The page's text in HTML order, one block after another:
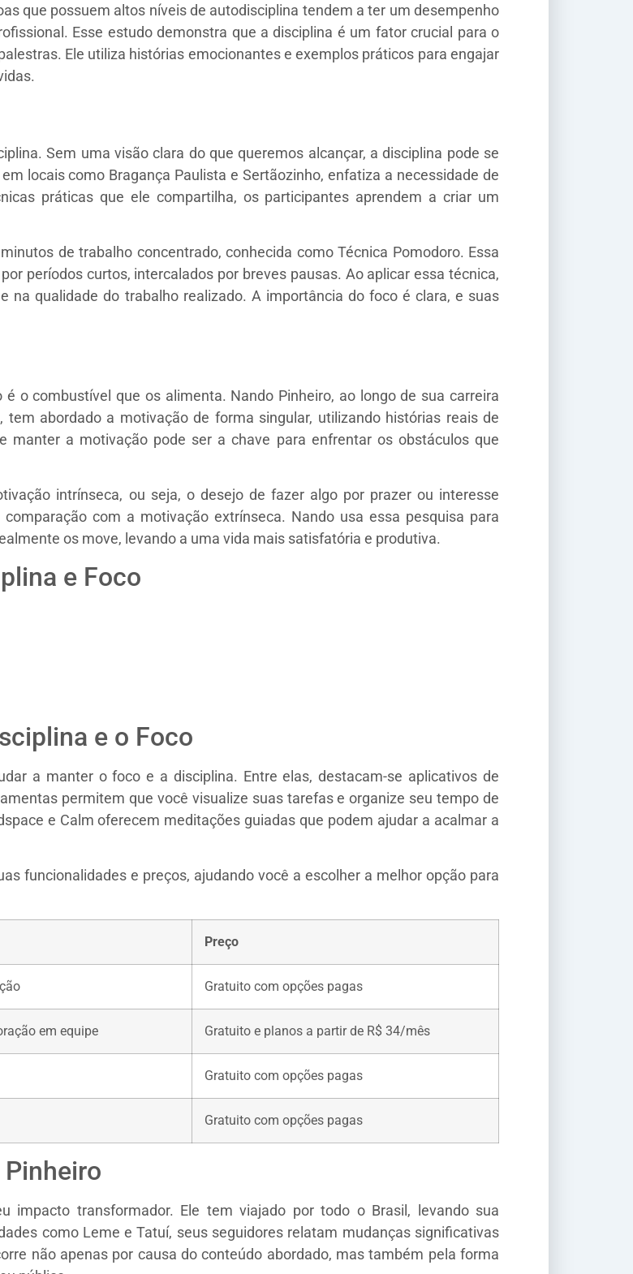
que possuem altos níveis de autodisciplina tendem a ter um desempenho
Esse estudo demonstra que a disciplina é um fator crucial para o
Ele utiliza histórias emocionantes e exemplos práticos para engajar
Sem uma visão clara do que queremos alcançar, a disciplina pode se
locais como Bragança Paulista e Sertãozinho, enfatiza a necessidade de
práticas que ele compartilha, os participantes aprendem a criar um
de trabalho concentrado, conhecida como Técnica Pomodoro. Essa
períodos curtos, intercalados por breves pausas. Ao aplicar essa técnica,
qualidade do trabalho realizado. A importância do foco é clara, e suas
o combustível que os alimenta. Nando Pinheiro, ao longo de sua carreira
abordado a motivação de forma singular, utilizando histórias reais de
manter a motivação pode ser a chave para enfrentar os obstáculos que
intrínseca, ou seja, o desejo de fazer algo por prazer ou interesse
com a motivação extrínseca. Nando usa essa pesquisa para
os move, levando a uma vida mais satisfatória e produtiva.
e Foco
e o Foco
a manter o foco e a disciplina. Entre elas, destacam-se aplicativos de
permitem que você visualize suas tarefas e organize seu tempo de
e Calm oferecem meditações guiadas que podem ajudar a acalmar a
funcionalidades e preços, ajudando você a escolher a melhor opção para
Preço
Gratuito com opções pagas
em equipe Gratuito e planos a partir de R$ 34/mês
Gratuito com opções pagas
Gratuito com opções pagas
impacto transformador. Ele tem viajado por todo o Brasil, levando sua
como Leme e Tatuí, seus seguidores relatam mudanças significativas
não apenas por causa do conteúdo abordado, mas também pela forma